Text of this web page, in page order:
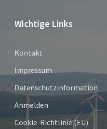
Wichtige Links
Kontakt
Impressum
Datenschutzinformation
Anmelden
Cookie-Richtlinie (EU)